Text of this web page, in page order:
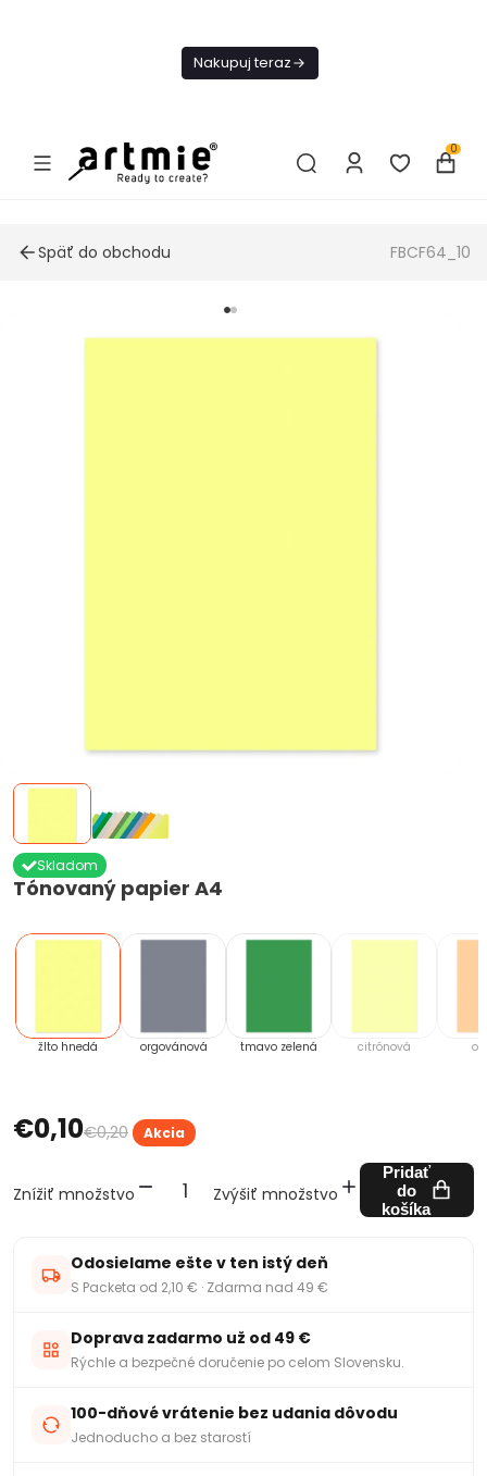
Nakupuj teraz
0
Späť do obchodu FBCF64_10
Tónovaný papier A4
Skladom
žlto hnedá orgovánová tmavo zelená citrónová
€0,10€0,20 Akcia
Znížiť množstvo Zvýšiť množstvo
Pridať
do
košíka
Odosielame ešte v ten istý deň
S Packeta od 2,10 € · Zdarma nad 49 €
Doprava zadarmo už od 49 €
Rýchle a bezpečné doručenie po celom Slovensku.
100-dňové vrátenie bez udania dôvodu
Jednoducho a bez starostí